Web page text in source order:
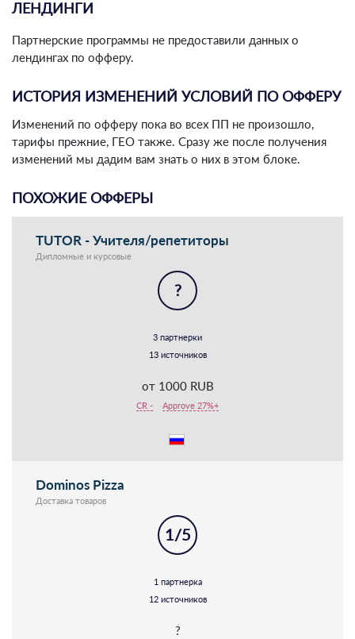
ЛЕНДИНГИ
Партнерские программы не предоставили данных о
лендингах по офферу.
ИСТОРИЯ ИЗМЕНЕНИЙ УСЛОВИЙ ПО ОФФЕРУ
Изменений по офферу пока во всех ПП не произошло,
тарифы прежние, ГЕО также. Сразу же после получения
изменений мы дадим вам знать о них в этом блоке.
ПОХОЖИЕ ОФФЕРЫ
TUTOR - Учителя/репетиторы
Дипломные и курсовые
?
3 партнерки
13 источников
от 1000 RUB
CR - Approve 27%+
Dominos Pizza
Доставка товаров
1/5
1 партнерка
12 источников
?